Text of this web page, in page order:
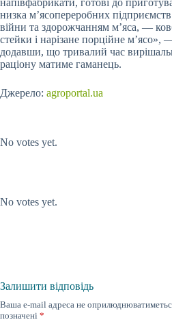
напівфабрикати, готові до
низка м’ясопереробних
війни та здорожчанням м’яса, —
стейки і нарізане порційне м’ясо»,
додавши, що тривалий час
раціону матиме гаманець.
Джерело: agroportal.ua
No votes yet.
No votes yet.
Залишити відповідь
Ваша e-mail адреса не
позначені *